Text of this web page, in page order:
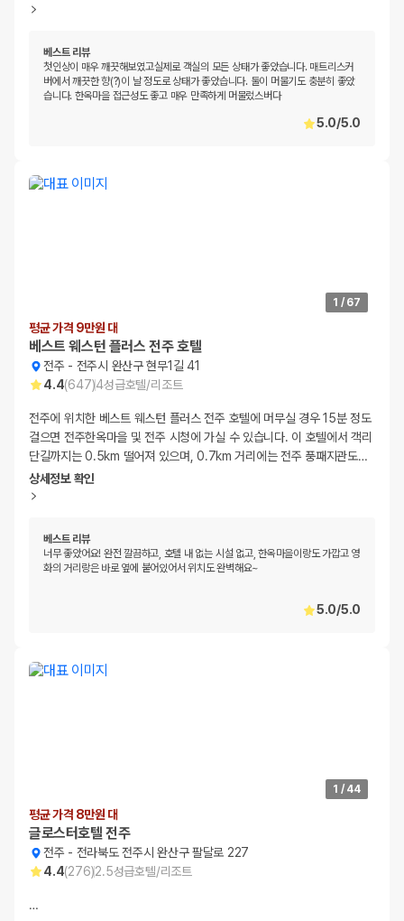
베스트 리뷰
첫인상이 매우 깨끗해보였고실제로 객실의 모든 상태가 좋았습니다. 매트리스커
버에서 깨끗한 향(?)이 날 정도로 상태가 좋았습니다. 둘이 머물기도 충분히 좋았
습니다. 한옥마을 접근성도 좋고 매우 만족하게 머물렀스버다
5.0/5.0
1 / 67
평균 가격 9만원 대
베스트 웨스턴 플러스 전주 호텔
전주 - 전주시 완산구 현무1길 41
4.4(647)4성급호텔/리조트
전주에 위치한 베스트 웨스턴 플러스 전주 호텔에 머무실 경우 15분 정도
걸으면 전주한옥마을 및 전주 시청에 가실 수 있습니다. 이 호텔에서 객리
단길까지는 0.5km 떨어져 있으며, 0.7km 거리에는 전주 풍패지관도…
상세정보 확인
베스트 리뷰
너무 좋았어요! 완전 깔끔하고, 호텔 내 없는 시설 없고, 한옥마을이랑도 가깝고 영
화의 거리랑은 바로 옆에 붙어있어서 위치도 완벽해요~
5.0/5.0
1 / 44
평균 가격 8만원 대
글로스터호텔 전주
전주 - 전라북도 전주시 완산구 팔달로 227
4.4(276)2.5성급호텔/리조트
…